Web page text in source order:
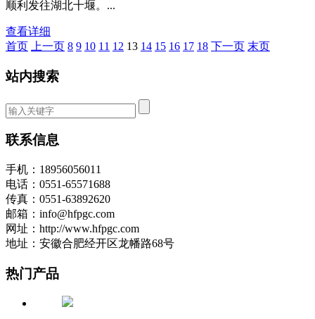
顺利发往湖北十堰。...
查看详细
首页
上一页 8 9 10 11 12 13 14 15 16 17 18 下一页 末页
站内搜索
联系信息
手机：18956056011
电话：0551-65571688
传真：0551-63892620
邮箱：info@hfpgc.com
网址：http://www.hfpgc.com
地址：安徽合肥经开区龙幡路68号
热门产品